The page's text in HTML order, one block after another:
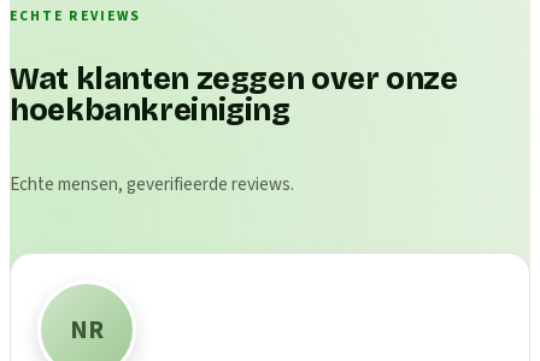
ECHTE REVIEWS
Wat klanten zeggen over onze
hoekbankreiniging
Echte mensen, geverifieerde reviews.
NR